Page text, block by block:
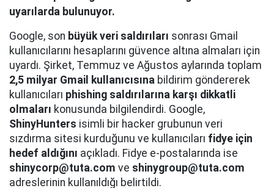
uyarılarda bulunuyor.
Google, son büyük veri saldırıları sonrası Gmail
kullanıcılarını hesaplarını güvence altına almaları için
uyardı. Şirket, Temmuz ve Ağustos aylarında toplam
2,5 milyar Gmail kullanıcısına bildirim göndererek
kullanıcıları phishing saldırılarına karşı dikkatli
olmaları konusunda bilgilendirdi. Google,
ShinyHunters isimli bir hacker grubunun veri
sızdırma sitesi kurduğunu ve kullanıcıları fidye için
hedef aldığını açıkladı. Fidye e-postalarında ise
shinycorp@tuta.com ve shinygroup@tuta.com
adreslerinin kullanıldığı belirtildi.